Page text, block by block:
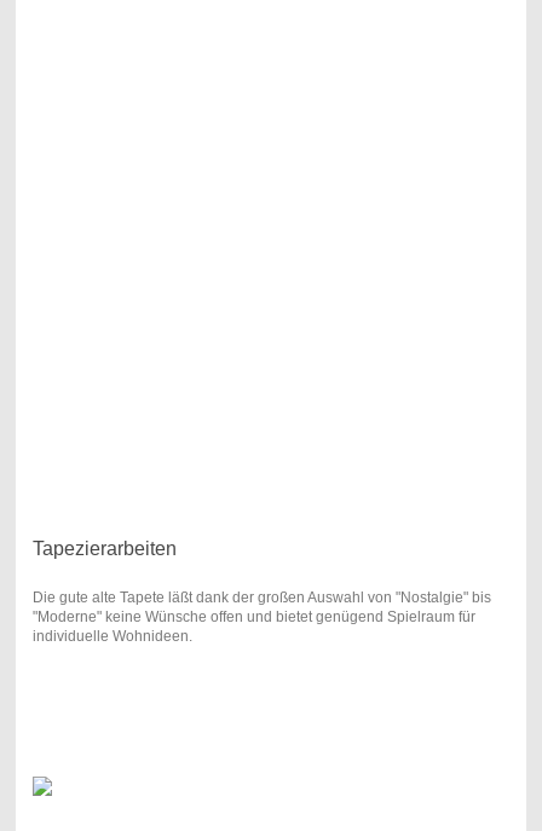
Tapezierarbeiten
Die gute alte Tapete läßt dank der großen Auswahl von "Nostalgie" bis
"Moderne" keine Wünsche offen und bietet genügend Spielraum für
individuelle Wohnideen.